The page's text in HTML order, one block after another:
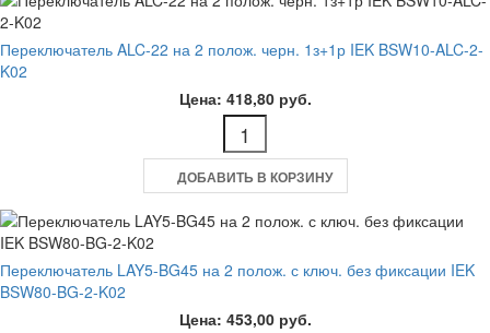
Переключатель ALC-22 на 2 полож. черн. 1з+1р IEK BSW10-ALC-2-
K02
Цена: 418,80 руб.
ДОБАВИТЬ В КОРЗИНУ
Переключатель LAY5-BG45 на 2 полож. с ключ. без фиксации IEK
BSW80-BG-2-K02
Цена: 453,00 руб.